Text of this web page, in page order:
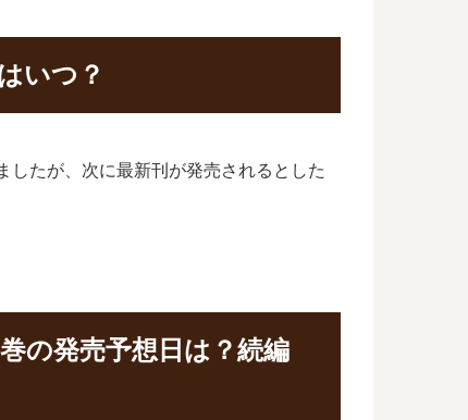
いつ？
したが、次に最新刊が発売されるとした
の発売予想日は？続編